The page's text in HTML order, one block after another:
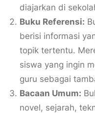
diajarkan di
Buku Referensi:
berisi informasi
topik tertentu.
siswa yang ingin
guru sebagai
Bacaan Umum:
novel, sejarah,